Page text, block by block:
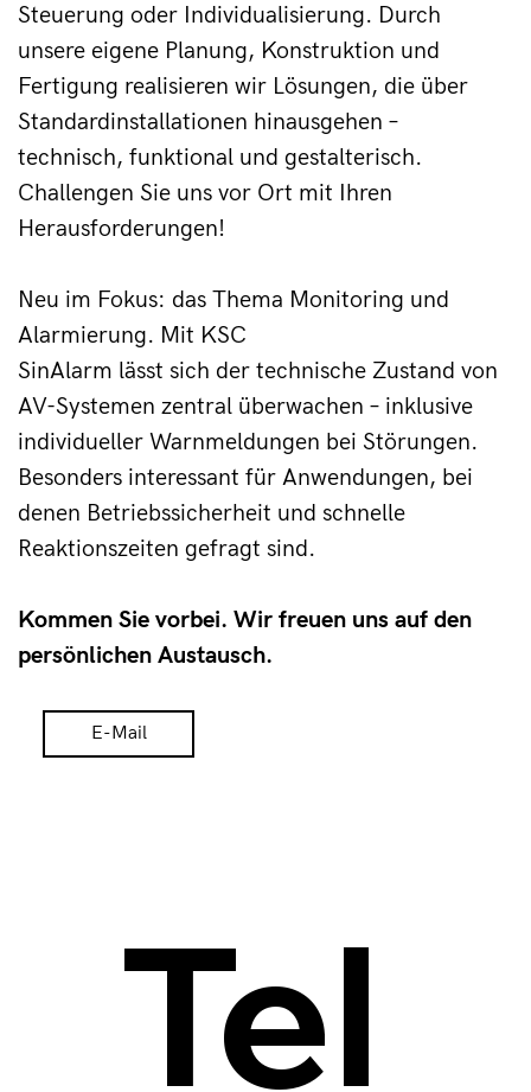
E-Mail
Steuerung oder Individualisierung. Durch
unsere eigene Planung, Konstruktion und
Fertigung realisieren wir Lösungen, die über
Standardinstallationen hinausgehen –
technisch, funktional und gestalterisch.
Challengen Sie uns vor Ort mit Ihren
Herausforderungen!
Neu im Fokus: das Thema Monitoring und
Alarmierung. Mit KSC
SinAlarm lässt sich der technische Zustand von
AV-Systemen zentral überwachen – inklusive
individueller Warnmeldungen bei Störungen.
Besonders interessant für Anwendungen, bei
denen Betriebssicherheit und schnelle
Reaktionszeiten gefragt sind.
Kommen Sie vorbei. Wir freuen uns auf den
persönlichen Austausch.
Tel